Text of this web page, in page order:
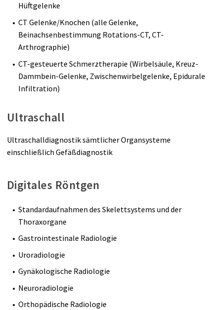
Hüftgelenke
CT Gelenke/Knochen (alle Gelenke,
Beinachsenbestimmung Rotations-CT, CT-
Arthrographie)
CT-gesteuerte Schmerztherapie (Wirbelsäule, Kreuz-
Dammbein-Gelenke, Zwischenwirbelgelenke, Epidurale
Infiltration)
Ultraschall
Ultraschalldiagnostik sämtlicher Organsysteme
einschließlich Gefäßdiagnostik
Digitales Röntgen
Standardaufnahmen des Skelettsystems und der
Thoraxorgane
Gastrointestinale Radiologie
Uroradiologie
Gynäkologische Radiologie
Neuroradiologie
Orthopädische Radiologie